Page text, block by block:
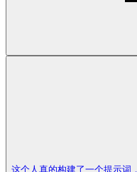
这个人真的构建了一个提